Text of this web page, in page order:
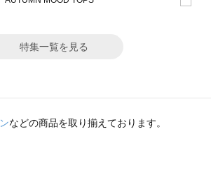
特集一覧を見る
などの商品を取り揃えております。